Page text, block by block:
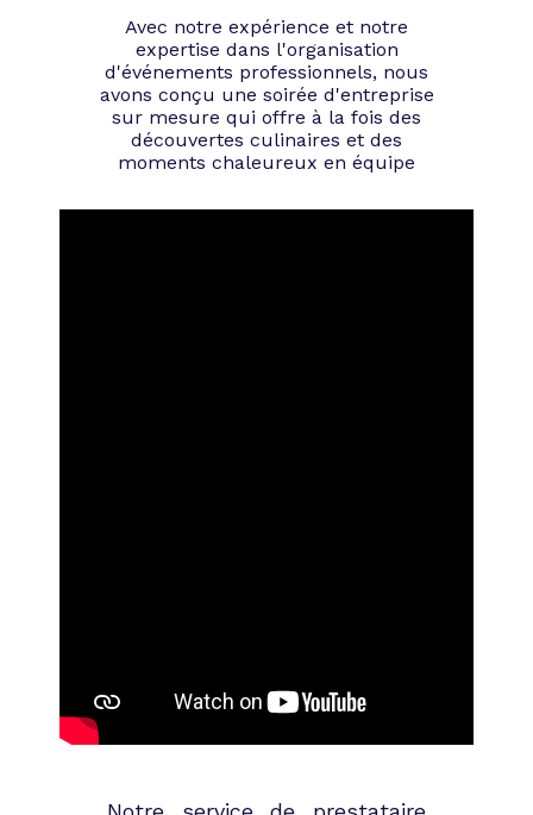
Avec notre expérience et notre
expertise dans l'organisation
d'événements professionnels, nous
avons conçu une soirée d'entreprise
sur mesure qui offre à la fois des
découvertes culinaires et des
moments chaleureux en équipe